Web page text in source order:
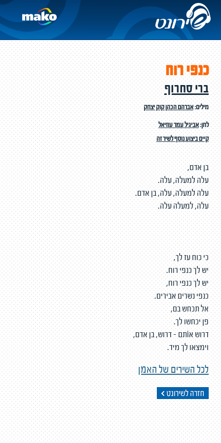
כנפי רוח
ברי סחרוף
מילים:אברהם הכהן קוק יצחק
לחן:אביגיל עמר עוזיאל
קיים ביצוע נוסף לשיר זה
בן אדם,
עלה למעלה, עלה.
עלה למעלה, עלה, בן אדם.
עלה, למעלה עלה.
כי כוח עז לך,
יש לך כנפי רוח.
יש לך כנפי רוח,
כנפי נשרים אבירים.
אל תכחש בם,
פן יכחשו לך.
דרוש אוֹתם – דרוש, בן אדם,
וימצאו לך מיד.
לכל השירים של האמן